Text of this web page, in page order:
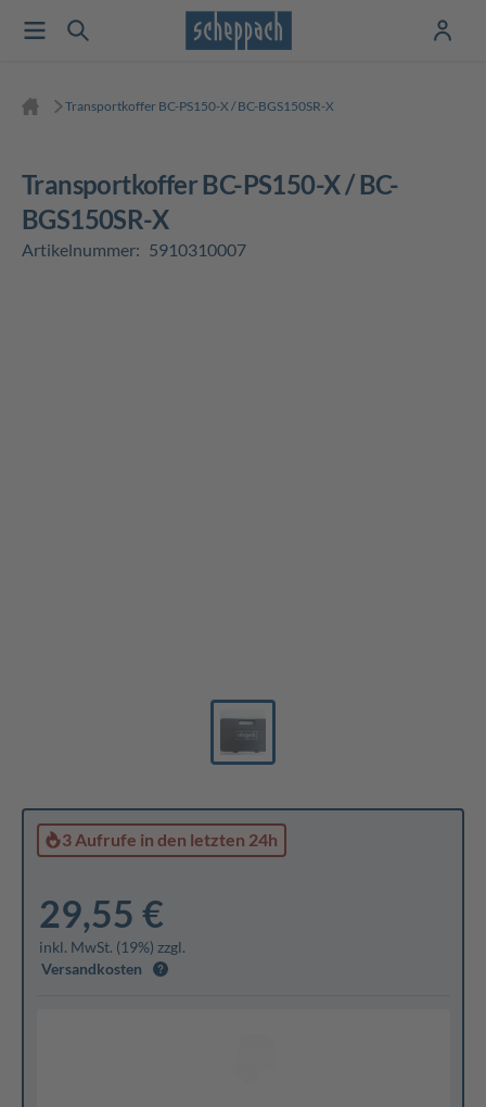
Transportkoffer BC-PS150-X / BC-BGS150SR-X
Transportkoffer BC-PS150-X / BC-
BGS150SR-X
Artikelnummer: 5910310007
3 Aufrufe in den letzten 24h
29,55 €
inkl. MwSt. (19%) zzgl.
Versandkosten